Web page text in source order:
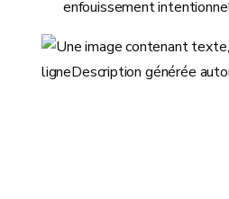
enfouissement